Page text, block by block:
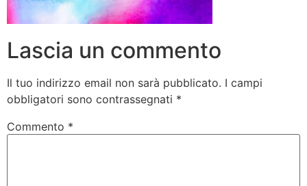
Lascia un commento
Il tuo indirizzo email non sarà pubblicato. I campi
obbligatori sono contrassegnati *
Commento *